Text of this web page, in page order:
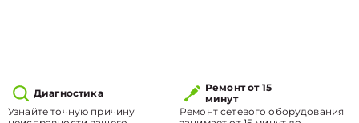
Диагностика
Узнайте точную причину
Ремонт от 15
минут
Ремонт сетевого оборудования